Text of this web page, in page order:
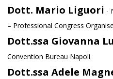
Dott. Mario Liguori -
– Professional Congress
Dott.ssa Giovanna
Convention Bureau Napoli
Dott.ssa Adele